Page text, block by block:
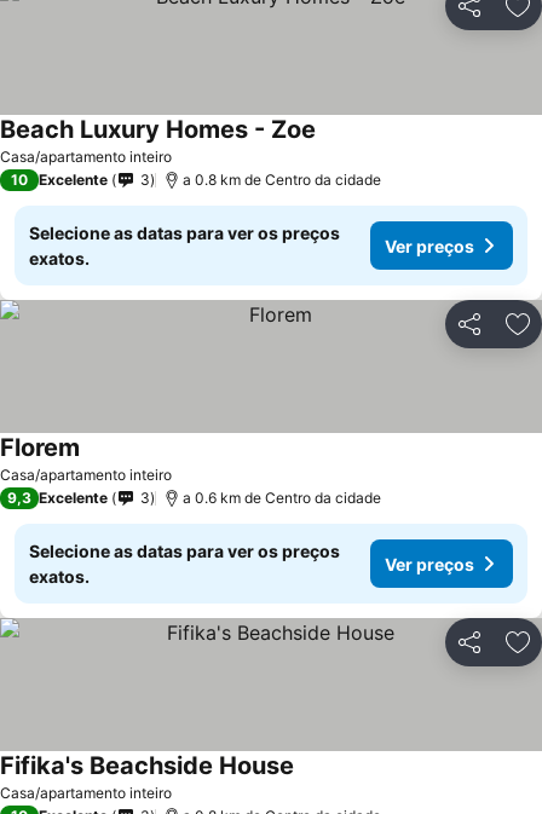
Partilhar
Casa/apartamento inteiro
Beach Luxury Homes - Zoe
10 Excelente 3 a 0.8 km de Centro da cidade
Selecione as datas para ver os preços
exatos.
Ver preços
Partilhar
Casa/apartamento inteiro
Florem
9,3 Excelente 3 a 0.6 km de Centro da cidade
Selecione as datas para ver os preços
exatos.
Ver preços
Partilhar
Casa/apartamento inteiro
Fifika's Beachside House